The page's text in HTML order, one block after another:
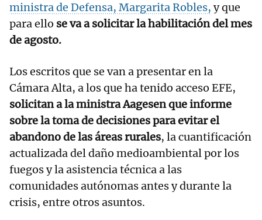
ministra de Defensa, Margarita Robles, y que
para ello se va a solicitar la habilitación del mes
de agosto.
Los escritos que se van a presentar en la
Cámara Alta, a los que ha tenido acceso EFE,
solicitan a la ministra Aagesen que informe
sobre la toma de decisiones para evitar el
abandono de las áreas rurales, la cuantificación
actualizada del daño medioambiental por los
fuegos y la asistencia técnica a las
comunidades autónomas antes y durante la
crisis, entre otros asuntos.